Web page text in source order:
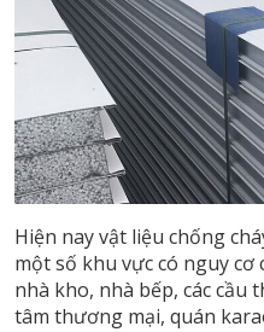
Hiện nay vật liệu chống
một số khu vực có nguy
nhà kho, nhà bếp, các
tâm thương mại, quán